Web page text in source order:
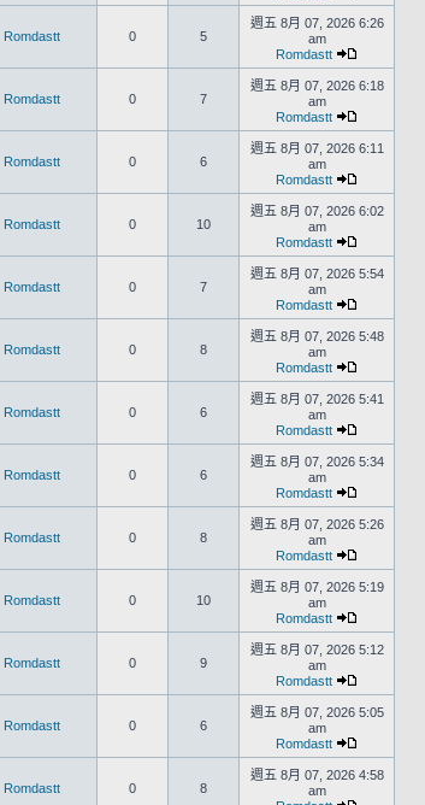
Romdastt 0 5
週五 8月 07, 2026 6:26
am
Romdastt
Romdastt 0 7
週五 8月 07, 2026 6:18
am
Romdastt
Romdastt 0 6
週五 8月 07, 2026 6:11
am
Romdastt
Romdastt 0 10
週五 8月 07, 2026 6:02
am
Romdastt
Romdastt 0 7
週五 8月 07, 2026 5:54
am
Romdastt
Romdastt 0 8
週五 8月 07, 2026 5:48
am
Romdastt
Romdastt 0 6
週五 8月 07, 2026 5:41
am
Romdastt
Romdastt 0 6
週五 8月 07, 2026 5:34
am
Romdastt
Romdastt 0 8
週五 8月 07, 2026 5:26
am
Romdastt
Romdastt 0 10
週五 8月 07, 2026 5:19
am
Romdastt
Romdastt 0 9
週五 8月 07, 2026 5:12
am
Romdastt
Romdastt 0 6
週五 8月 07, 2026 5:05
am
Romdastt
Romdastt 0 8
週五 8月 07, 2026 4:58
am